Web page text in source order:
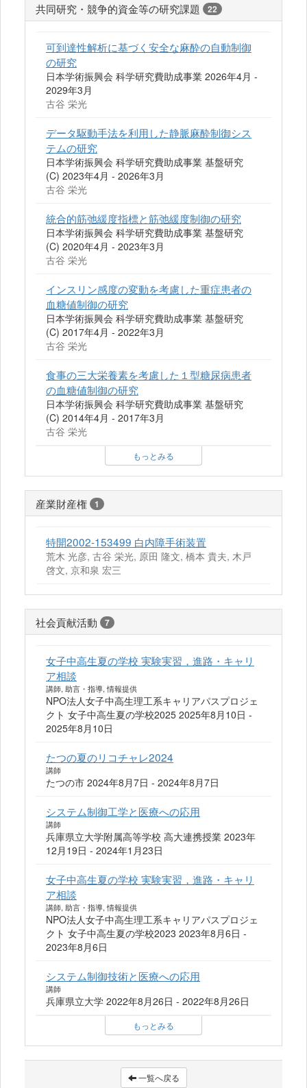
共同研究・競争的資金等の研究課題 22
可到達性解析に基づく安全な麻酔の自動制御
の研究
日本学術振興会 科学研究費助成事業 2026年4月 -
2029年3月
古谷 栄光
データ駆動手法を利用した静脈麻酔制御シス
テムの研究
日本学術振興会 科学研究費助成事業 基盤研究
(C) 2023年4月 - 2026年3月
古谷 栄光
統合的筋弛緩度指標と筋弛緩度制御の研究
日本学術振興会 科学研究費助成事業 基盤研究
(C) 2020年4月 - 2023年3月
古谷 栄光
インスリン感度の変動を考慮した重症患者の
血糖値制御の研究
日本学術振興会 科学研究費助成事業 基盤研究
(C) 2017年4月 - 2022年3月
古谷 栄光
食事の三大栄養素を考慮した１型糖尿病患者
の血糖値制御の研究
日本学術振興会 科学研究費助成事業 基盤研究
(C) 2014年4月 - 2017年3月
古谷 栄光
もっとみる
産業財産権 1
特開2002-153499 白内障手術装置
荒木 光彦, 古谷 栄光, 原田 隆文, 橋本 貴夫, 木戸
啓文, 京和泉 宏三
社会貢献活動 7
女子中高生夏の学校 実験実習，進路・キャリ
ア相談
講師, 助言・指導, 情報提供
NPO法人女子中高生理工系キャリアパスプロジェ
クト 女子中高生夏の学校2025 2025年8月10日 -
2025年8月10日
たつの夏のリコチャレ2024
講師
たつの市 2024年8月7日 - 2024年8月7日
システム制御工学と医療への応用
講師
兵庫県立大学附属高等学校 高大連携授業 2023年
12月19日 - 2024年1月23日
女子中高生夏の学校 実験実習，進路・キャリ
ア相談
講師, 助言・指導, 情報提供
NPO法人女子中高生理工系キャリアパスプロジェ
クト 女子中高生夏の学校2023 2023年8月6日 -
2023年8月6日
システム制御技術と医療への応用
講師
兵庫県立大学 2022年8月26日 - 2022年8月26日
もっとみる
一覧へ戻る